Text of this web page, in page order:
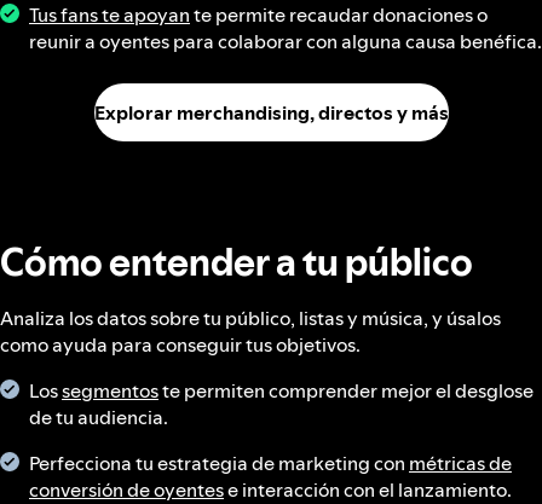
Tus fans te apoyante permite recaudar donaciones o
reunir a oyentes para colaborar con alguna causa benéfica.
Explorar merchandising, directos y más
Cómo entender a tu público
Analiza los datos sobre tu público, listas y música, y úsalos
como ayuda para conseguir tus objetivos.
Lossegmentoste permiten comprender mejor el desglose
de tu audiencia.
Perfecciona tu estrategia de marketing con métricas de
conversión de oyentese interacción con el lanzamiento.